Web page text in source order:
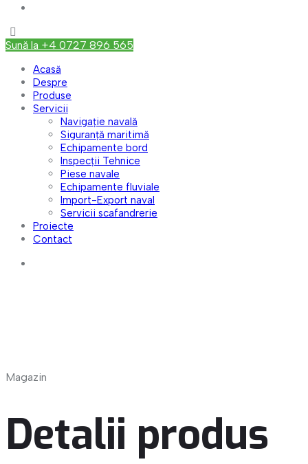
Sună la +4 0727 896 565
Acasă
Despre
Produse
Servicii
Navigație navală
Siguranță maritimă
Echipamente bord
Inspecții Tehnice
Piese navale
Echipamente fluviale
Import-Export naval
Servicii scafandrerie
Proiecte
Contact
Magazin
Detalii produs